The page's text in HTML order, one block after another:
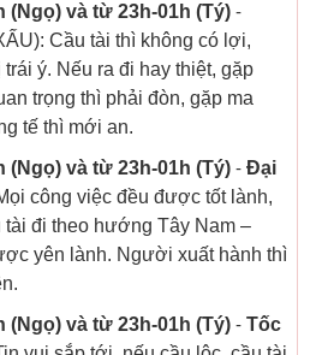
(Ngọ) và từ 23h-01h (Tý) -
Cầu tài thì không có lợi,
trái ý. Nếu ra đi hay thiệt, gặp
trọng thì phải đòn, gặp ma
tế thì mới an.
(Ngọ) và từ 23h-01h (Tý) - Đại
công việc đều được tốt lành,
tài đi theo hướng Tây Nam –
yên lành. Người xuất hành thì
(Ngọ) và từ 23h-01h (Tý) - Tốc